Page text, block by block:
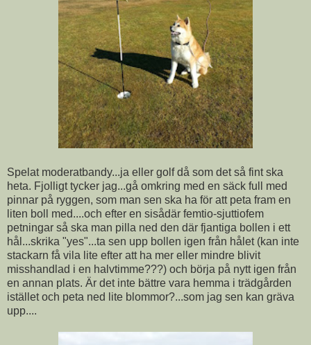
Spelat moderatbandy...ja eller golf då som det så fint ska
heta. Fjolligt tycker jag...gå omkring med en säck full med
pinnar på ryggen, som man sen ska ha för att peta fram en
liten boll med....och efter en sisådär femtio-sjuttiofem
petningar så ska man pilla ned den där fjantiga bollen i ett
hål...skrika "yes"...ta sen upp bollen igen från hålet (kan inte
stackarn få vila lite efter att ha mer eller mindre blivit
misshandlad i en halvtimme???) och börja på nytt igen från
en annan plats. Är det inte bättre vara hemma i trädgården
istället och peta ned lite blommor?...som jag sen kan gräva
upp....